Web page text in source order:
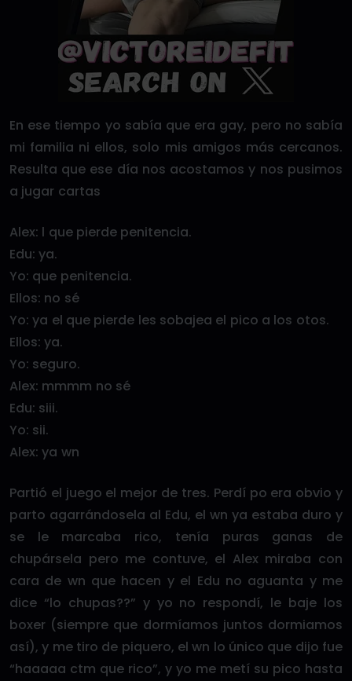
En ese tiempo yo sabía que era gay, pero no sabía
mi familia ni ellos, solo mis amigos más cercanos.
Resulta que ese día nos acostamos y nos pusimos
a jugar cartas
Alex: l que pierde penitencia.
Edu: ya.
Yo: que penitencia.
Ellos: no sé
Yo: ya el que pierde les sobajea el pico a los otos.
Ellos: ya.
Yo: seguro.
Alex: mmmm no sé
Edu: siii.
Yo: sii.
Alex: ya wn
Partió el juego el mejor de tres. Perdí po era obvio y
parto agarrándosela al Edu, el wn ya estaba duro y
se le marcaba rico, tenía puras ganas de
chupársela pero me contuve, el Alex miraba con
cara de wn que hacen y el Edu no aguanta y me
dice “lo chupas??” y yo no respondí, le baje los
boxer (siempre que dormíamos juntos dormiamos
así), y me tiro de piquero, el wn lo único que dijo fue
“haaaaa ctm que rico”, y yo me metí su pico hasta